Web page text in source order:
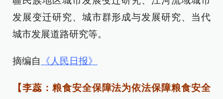
发展变迁研究、城市群形成与发展研究、当代
城市发展道路研究等。
摘编自 《人民日报》
【李蕊：粮食安全保障法为依法保障粮食安全